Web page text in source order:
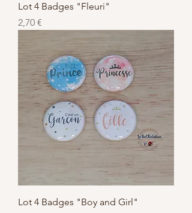
Lot 4 Badges "Fleuri"
Preis
2,70 €
Lot 4 Badges "Boy and Girl"